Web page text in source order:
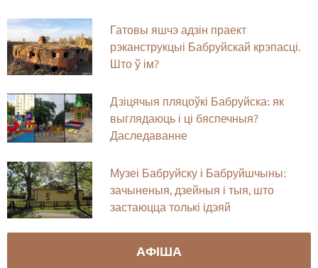
Гатовы яшчэ адзін праект
рэканструкцыі Бабруйскай крэпасці.
Што ў ім?
Дзіцячыя пляцоўкі Бабруйска: як
выглядаюць і ці бяспечныя?
Даследаванне
Музеі Бабруйску і Бабруйшчыны:
зачыненыя, дзейныя і тыя, што
застаюцца толькі ідэяй
АФІША